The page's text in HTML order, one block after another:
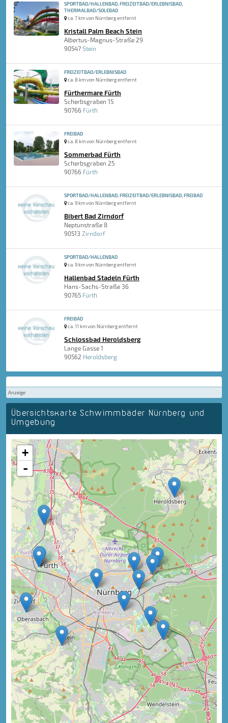
SPORTBAD/HALLENBAD, FREIZEITBAD/ERLEBNISBAD,
THERMALBAD/SOLEBAD
ca. 7 km von Nürnberg entfernt
Kristall Palm Beach Stein
Albertus-Magnus-Straße 29
90547 Stein
FREIZEITBAD/ERLEBNISBAD
ca. 8 km von Nürnberg entfernt
Fürthermare Fürth
Scherbsgraben 15
90766 Fürth
FREIBAD
ca. 8 km von Nürnberg entfernt
Sommerbad Fürth
Scherbsgraben 25
90766 Fürth
SPORTBAD/HALLENBAD, FREIZEITBAD/ERLEBNISBAD, FREIBAD
ca. 9 km von Nürnberg entfernt
Bibert Bad Zirndorf
Neptunstraße 8
90513 Zirndorf
SPORTBAD/HALLENBAD
ca. 9 km von Nürnberg entfernt
Hallenbad Stadeln Fürth
Hans-Sachs-Straße 36
90765 Fürth
FREIBAD
ca. 11 km von Nürnberg entfernt
Schlossbad Heroldsberg
Lange Gasse 1
90562 Heroldsberg
Anzeige
Übersichtskarte Schwimmbäder Nürnberg und
Umgebung
+
-